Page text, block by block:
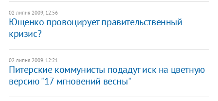
02 липня 2009, 12:56
Ющенко провоцирует правительственный
кризис?
02 липня 2009, 12:21
Питерские коммунисты подадут иск на цветную
версию "17 мгновений весны"